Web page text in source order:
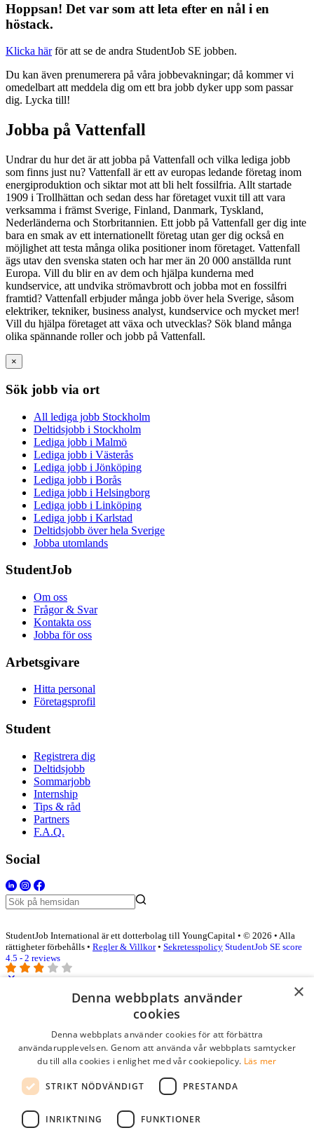
Hoppsan! Det var som att leta efter en nål i en
höstack.
Klicka härför att se de andra StudentJob SE jobben.
Du kan även prenumerera på våra jobbevakningar; då kommer vi
omedelbart att meddela dig om ett bra jobb dyker upp som passar
dig. Lycka till!
Jobba på Vattenfall
Undrar du hur det är att jobba på Vattenfall och vilka lediga jobb
som finns just nu? Vattenfall är ett av europas ledande företag inom
energiproduktion och siktar mot att bli helt fossilfria. Allt startade
1909 i Trollhättan och sedan dess har företaget vuxit till att vara
verksamma i främst Sverige, Finland, Danmark, Tyskland,
Nederländerna och Storbritannien. Ett jobb på Vattenfall ger dig inte
bara en smak av ett internationellt företag utan ger dig också en
möjlighet att testa många olika positioner inom företaget. Vattenfall
ägs utav den svenska staten och har mer än 20 000 anställda runt
Europa. Vill du blir en av dem och hjälpa kunderna med
kundservice, att undvika strömavbrott och jobba mot en fossilfri
framtid? Vattenfall erbjuder många jobb över hela Sverige, såsom
elektriker, tekniker, business analyst, kundservice och mycket mer!
Vill du hjälpa företaget att växa och utvecklas? Sök bland många
olika spännande roller och jobb på Vattenfall.
×
Sök jobb via ort
All lediga jobb Stockholm
Deltidsjobb i Stockholm
Lediga jobb i Malmö
Lediga jobb i Västerås
Lediga jobb i Jönköping
Lediga jobb i Borås
Lediga jobb i Helsingborg
Lediga jobb i Linköping
Lediga jobb i Karlstad
Deltidsjobb över hela Sverige
Jobba utomlands
StudentJob
Om oss
Frågor & Svar
Kontakta oss
Jobba för oss
Arbetsgivare
Hitta personal
Företagsprofil
Student
Registrera dig
Deltidsjobb
Sommarjobb
Internship
Tips & råd
Partners
F.A.Q.
Social
StudentJob International är ett dotterbolag till YoungCapital • © 2026 • Alla
rättigheter förbehålls • Regler & Villkor• Sekretesspolicy StudentJob SE score
4.5 - 2 reviews
Logga in som företag
Lösenord
kom ihåg mig
logga in
×
Denna webbplats använder
cookies
Denna webbplats använder cookies för att förbättra
användarupplevelsen. Genom att använda vår webbplats samtycker
du till alla cookies i enlighet med vår cookiepolicy. Läs mer
STRIKT NÖDVÄNDIGT PRESTANDA
INRIKTNING FUNKTIONER